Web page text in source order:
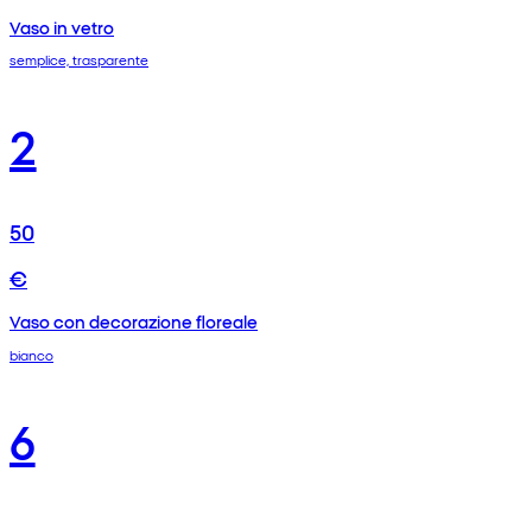
Vaso in vetro
semplice, trasparente
2
50
€
Vaso con decorazione floreale
bianco
6